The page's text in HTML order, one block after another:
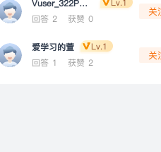
Vuser_322PMs0STvwxM
Lv.1
回答 2
获赞 0
关
爱学习的萱
Lv.1
回答 1
获赞 2
关